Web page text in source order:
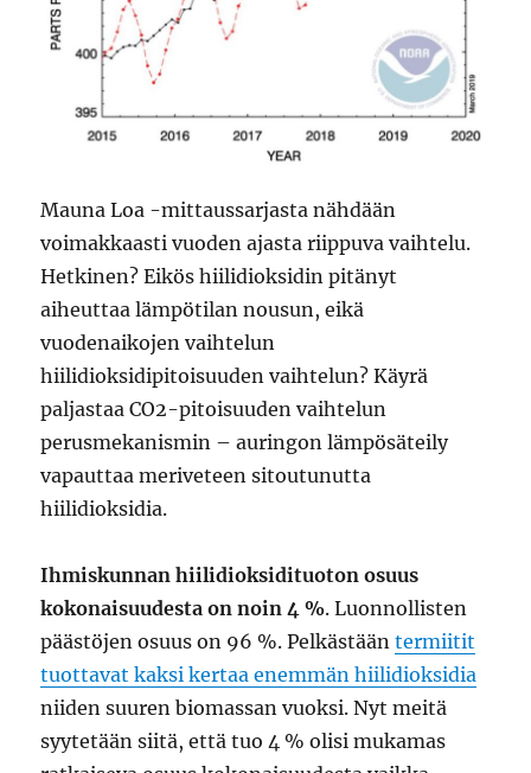
Mauna Loa -mittaussarjasta nähdään
voimakkaasti vuoden ajasta riippuva vaihtelu.
Hetkinen? Eikös hiilidioksidin pitänyt
aiheuttaa lämpötilan nousun, eikä
vuodenaikojen vaihtelun
hiilidioksidipitoisuuden vaihtelun? Käyrä
paljastaa CO2-pitoisuuden vaihtelun
perusmekanismin – auringon lämpösäteily
vapauttaa meriveteen sitoutunutta
hiilidioksidia.
Ihmiskunnan hiilidioksidituoton osuus
kokonaisuudesta on noin 4 %. Luonnollisten
päästöjen osuus on 96 %. Pelkästääntermiitit
tuottavat kaksi kertaa enemmän hiilidioksidia
niiden suuren biomassan vuoksi. Nyt meitä
syytetään siitä, että tuo 4 % olisi mukamas